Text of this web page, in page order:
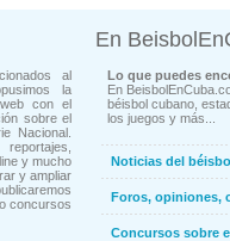
al
la
con el
sobre el
Nacional.
y mucho
y ampliar
concursos
En
Lo que puedes
En
béisbol cubano,
los juegos y más...
Noticias del
Foros, opiniones,
Concursos sobre